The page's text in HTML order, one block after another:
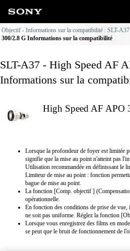
Objectif - Informations sur la compatibilité : SLT-A37
300/2.8 G Informations sur la compatibilité
SLT-A37 - High Speed AF
Informations sur la
High Speed AF APO
Lorsque la profondeur de foyer est limitée
signifie que la mise au point n'atteint pas
Utilisation recommandée en définissant le
Limiteur de mise au point : fonction
bague de mise au point.
La fonction [Comp. objectif ]
opérationnelle.
En fonction des conditions de prise de
ne soit pas uniforme. Réglez la fonction
Lorsque vous enregistrez des films en
se peut que le bruit de fonctionnement de